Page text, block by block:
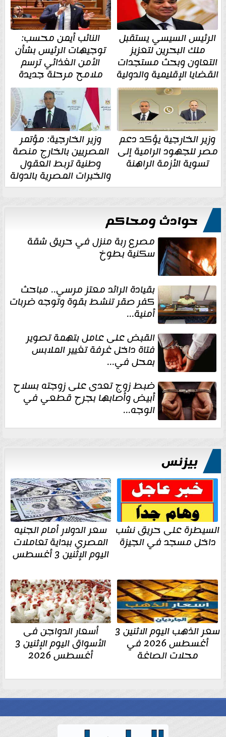
الرئيس السيسي يستقبل
ملك البحرين لتعزيز
التعاون وبحث مستجدات
القضايا الإقليمية والدولية
النائب أيمن محسب:
توجيهات الرئيس بشأن
الأمن الغذائي ترسم
ملامح مرحلة جديدة
وزير الخارجية يؤكد دعم
مصر للجهود الرامية إلى
تسوية الأزمة الراهنة
وزير الخارجية: مؤتمر
المصريين بالخارج منصة
وطنية تربط العقول
والخبرات المصرية بالدولة
حوادث ومحاكم
مصرع ربة منزل في حريق شقة
سكنية بطوخ
بقيادة الرائد معتز مرسي.. مباحث
كفر صقر تنشط بقوة وتوجه ضربات
أمنية...
القبض على عامل بتهمة تصوير
فتاة داخل غرفة تغيير الملابس
بمحل في...
ضبط زوج تعدى على زوجته بسلاح
أبيض وأصابها بجرح قطعي في
الوجه...
بيزنس
السيطرة على حريق نشب
داخل مسجد في الجيزة
سعر الدولار أمام الجنيه
المصري ببداية تعاملات
اليوم الإثنين 3 أغسطس
سعر الذهب اليوم الاثنين 3
أغسطس 2026 في
محلات الصاغة
أسعار الدواجن فى
الأسواق اليوم الإثنين 3
أغسطس 2026